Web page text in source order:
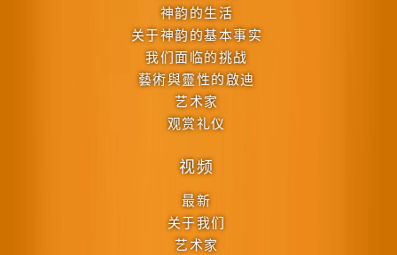
神韵的生活
关于神韵的基本事实
我们面临的挑战
藝術與靈性的啟迪
艺术家
观赏礼仪
视频
最新
关于我们
艺术家